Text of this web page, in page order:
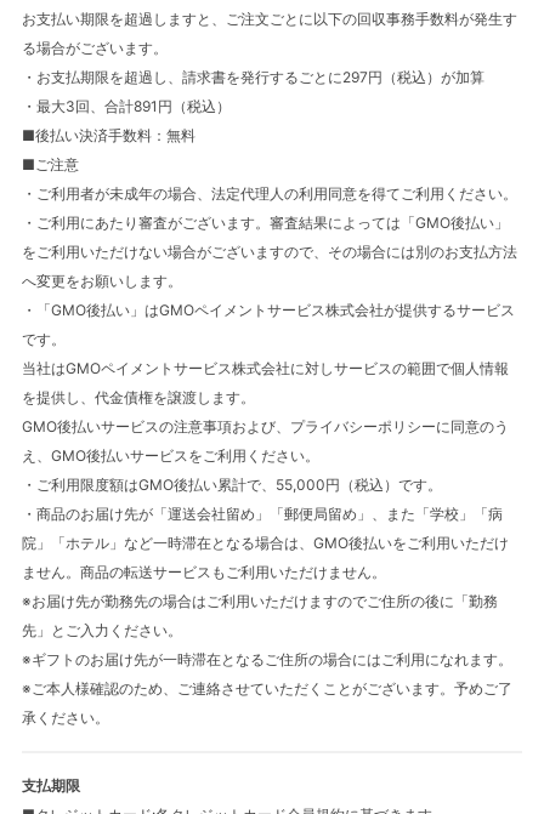
お支払い期限を超過しますと、ご注文ごとに以下の回収事務手数料が発生す
る場合がございます。
・お支払期限を超過し、請求書を発行するごとに297円（税込）が加算
・最大3回、合計891円（税込）
■後払い決済手数料：無料
■ご注意
・ご利用者が未成年の場合、法定代理人の利用同意を得てご利用ください。
・ご利用にあたり審査がございます。審査結果によっては「GMO後払い」
をご利用いただけない場合がございますので、その場合には別のお支払方法
へ変更をお願いします。
・「GMO後払い」はGMOペイメントサービス株式会社が提供するサービス
です。
当社はGMOペイメントサービス株式会社に対しサービスの範囲で個人情報
を提供し、代金債権を譲渡します。
GMO後払いサービスの注意事項および、プライバシーポリシーに同意のう
え、GMO後払いサービスをご利用ください。
・ご利用限度額はGMO後払い累計で、55,000円（税込）です。
・商品のお届け先が「運送会社留め」「郵便局留め」、また「学校」「病
院」「ホテル」など一時滞在となる場合は、GMO後払いをご利用いただけ
ません。商品の転送サービスもご利用いただけません。
※お届け先が勤務先の場合はご利用いただけますのでご住所の後に「勤務
先」とご入力ください。
※ギフトのお届け先が一時滞在となるご住所の場合にはご利用になれます。
※ご本人様確認のため、ご連絡させていただくことがございます。予めご了
承ください。
支払期限
赤ちゃんの肌荒れ
女性特有のお悩み
疲れが取れない方
髪や頭皮の悩み